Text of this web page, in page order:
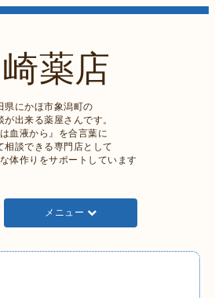
薬店
県にかほ市象潟町の
が出来る薬屋さんです。
は血液から』を合言葉に
相談できる専門店として
体作りをサポートしています
メニュー